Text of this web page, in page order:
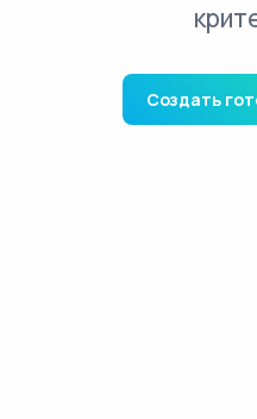
Создать